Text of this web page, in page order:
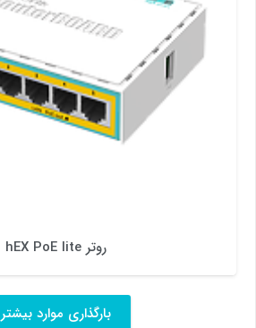
روتر hEX PoE lite
بارگذاری موارد بیشتر